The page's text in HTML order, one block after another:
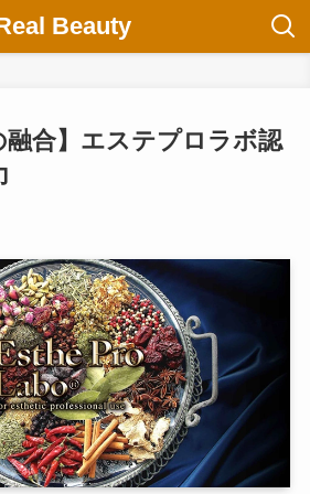
Beauty
融合】エステプロラボ認